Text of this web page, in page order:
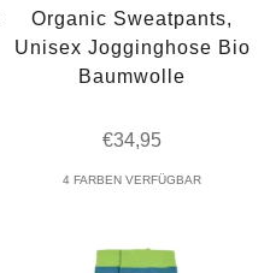
Organic Sweatpants,
Unisex Jogginghose Bio
Baumwolle
Angebot
€34,95
4 FARBEN VERFÜGBAR